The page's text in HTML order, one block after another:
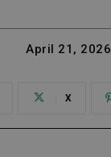
April 21, 2026
X